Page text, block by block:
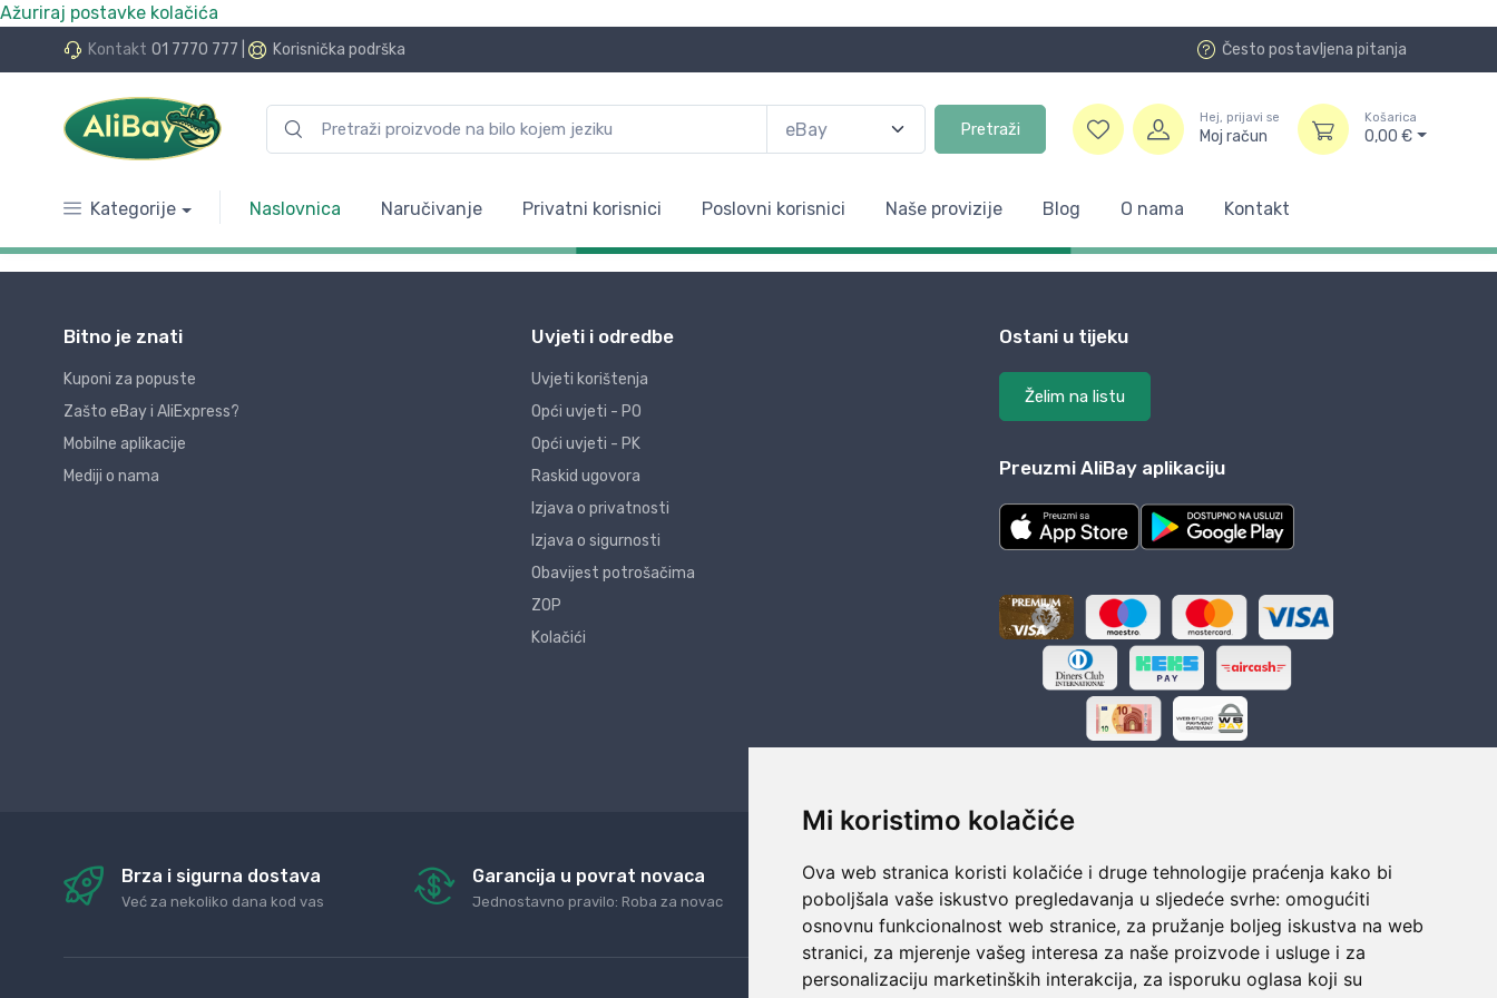
Mi koristimo kolačiće
Ova web stranica koristi kolačiće i druge tehnologije praćenja kako bi
poboljšala vaše iskustvo pregledavanja u sljedeće svrhe: omogućiti
osnovnu funkcionalnost web stranice, za pružanje boljeg iskustva na web
stranici, za mjerenje vašeg interesa za naše proizvode i usluge i za
personalizaciju marketinških interakcija, za isporuku oglasa koji su
Ažuriraj postavke kolačića
Kontakt 01 7770 777 Korisnička podrška Često postavljena pitanja
Pretraži
Hej, prijavi se
Moj račun
Košarica
0,00 €
Kategorije Naslovnica Naručivanje Privatni korisnici Poslovni korisnici Naše provizije Blog O nama Kontakt
Bitno je znati
Kuponi za popuste
Zašto eBay i AliExpress?
Mobilne aplikacije
Mediji o nama
Uvjeti i odredbe
Uvjeti korištenja
Opći uvjeti - PO
Opći uvjeti - PK
Raskid ugovora
Izjava o privatnosti
Izjava o sigurnosti
Obavijest potrošačima
ZOP
Kolačići
Ostani u tijeku
Želim na listu
Preuzmi AliBay aplikaciju
Brza i sigurna dostava
Već za nekoliko dana kod vas
Garancija u povrat novaca
Jednostavno pravilo: Roba za novac
24/7 odlična podrška
Naši agenti uvijek na raspolaganju
Sigurno obročno plaćanje
Do 24 rata bez kamata